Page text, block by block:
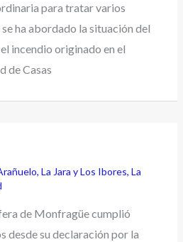
para tratar varios
ha abordado la situación del
incendio originado en el
de Casas
,La Jara y Los Ibores,La
de Monfragüe cumplió
desde su declaración por la